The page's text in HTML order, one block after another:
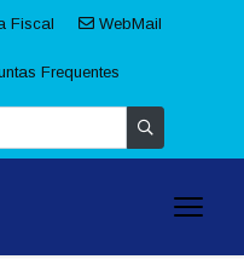
Fiscal WebMail
Frequentes